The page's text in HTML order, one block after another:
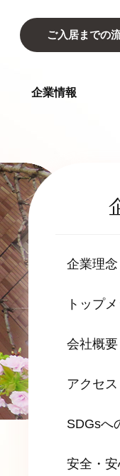
ご入居までの
企業情報
企業理念
トップ
会社概要
アクセス
SDGsへ
安全・